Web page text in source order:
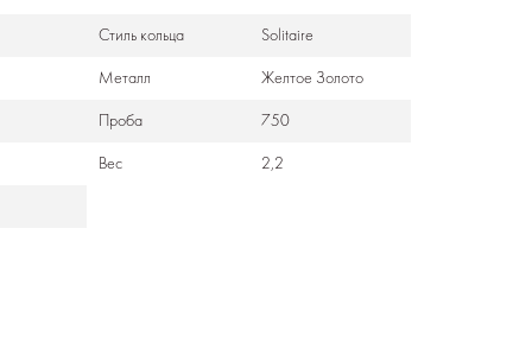
Стиль кольца Solitaire
Металл Желтое Золото
Проба 750
Вес 2,2